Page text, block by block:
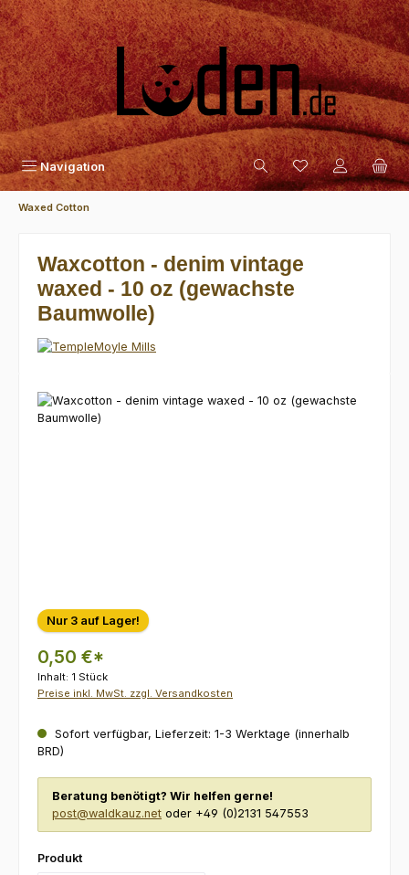
Zum Hauptinhalt springen
Navigation
Waxed Cotton
Waxcotton - denim vintage
waxed - 10 oz (gewachste
Baumwolle)
Bildergalerie überspringen
Nur 3 auf Lager!
0,50 €*
Inhalt: 1 Stück
Preise inkl. MwSt. zzgl. Versandkosten
Sofort verfügbar, Lieferzeit: 1-3 Werktage (innerhalb
BRD)
Beratung benötigt? Wir helfen gerne!
post@waldkauz.net oder +49 (0)2131 547553
Produktauswählen